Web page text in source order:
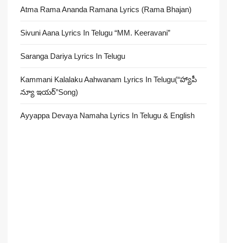
Atma Rama Ananda Ramana Lyrics (Rama Bhajan)
Sivuni Aana Lyrics In Telugu “MM. Keeravani”
Saranga Dariya Lyrics In Telugu
Kammani Kalalaku Aahwanam Lyrics In Telugu(“హ్యాపీ
న్యూ ఇయర్”Song)
Ayyappa Devaya Namaha Lyrics In Telugu & English